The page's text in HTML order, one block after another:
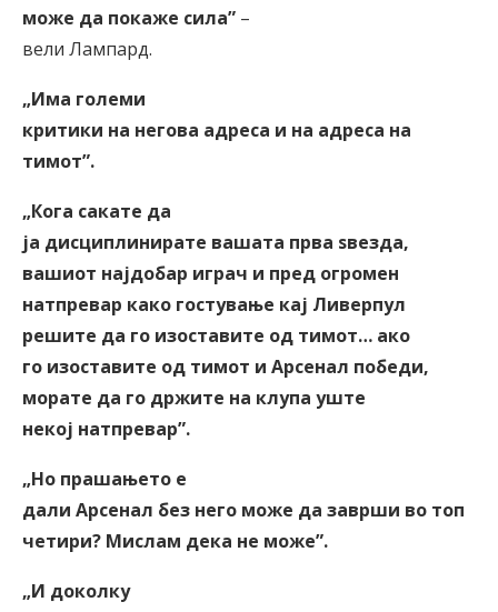
може да покаже сила” –
вели Лампард.
„Има големи
критики на негова адреса и на адреса на
тимот”.
„Кога сакате да
ја дисциплинирате вашата прва ѕвезда,
вашиот најдобар играч и пред огромен
натпревар како гостување кај Ливерпул
решите да го изоставите од тимот… ако
го изоставите од тимот и Арсенал победи,
морате да го држите на клупа уште
некој натпревар”.
„Но прашањето е
дали Арсенал без него може да заврши во топ
четири? Мислам дека не може”.
„И доколку